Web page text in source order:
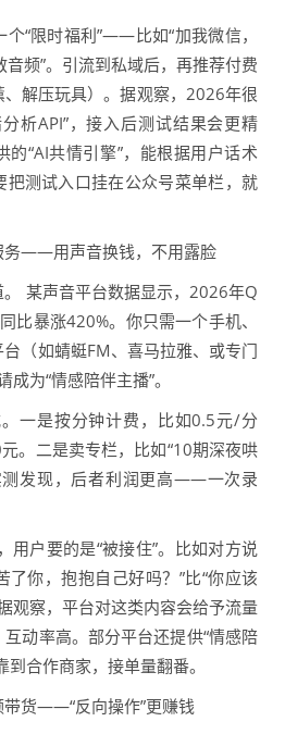
“限时福利”——比如“加我微信，
频”。引流到私域后，再推荐付费
解压玩具）。据观察，2026年很
析API”，接入后测试结果会更精
的“AI共情引擎”，能根据用户话术
把测试入口挂在公众号菜单栏，就
务——用声音换钱，不用露脸
某声音平台数据显示，2026年Q
比暴涨420%。你只需一个手机、
（如蜻蜓FM、喜马拉雅、或专门
成为“情感陪伴主播”。
一是按分钟计费，比如0.5元/分
。二是卖专栏，比如“10期深夜哄
测发现，后者利润更高——一次录
用户要的是“被接住”。比如对方说
了你，抱抱自己好吗？”比“你应该
观察，平台对这类内容会给予流量
动率高。部分平台还提供“情感陪
合作商家，接单量翻番。
带货——“反向操作”更赚钱